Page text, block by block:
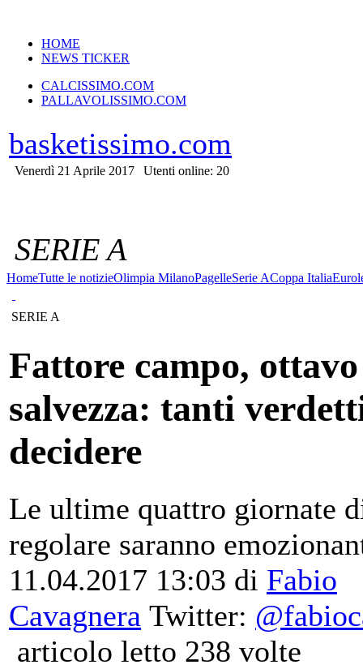
HOME
NEWS TICKER
CALCISSIMO.COM
PALLAVOLISSIMO.COM
basketissimo.com
Venerdì 21 Aprile 2017 Utenti online: 20
SERIE A
HomeTutte le notizieOlimpia MilanoPagelleSerie ACoppa Italia
SERIE A
Fattore campo,
salvezza: tanti
decidere
Le ultime quattro giornate
regolare saranno
11.04.2017 13:03 di Fabio
Cavagnera Twitter:
articolo letto 238 volte